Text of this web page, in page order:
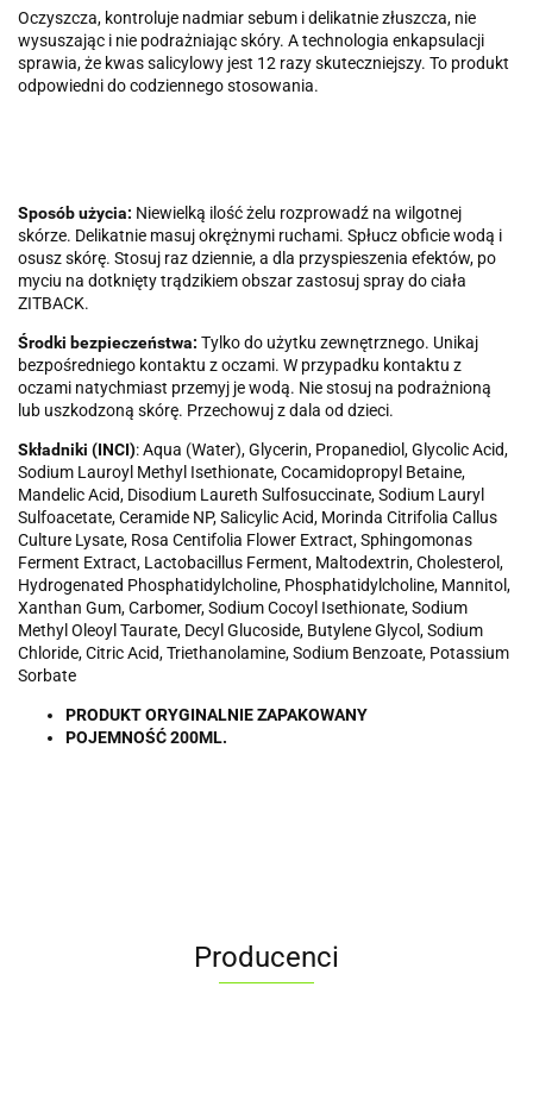
Oczyszcza, kontroluje nadmiar sebum i delikatnie złuszcza, nie
wysuszając i nie podrażniając skóry. A technologia enkapsulacji
sprawia, że kwas salicylowy jest 12 razy skuteczniejszy. To produkt
odpowiedni do codziennego stosowania.
Sposób użycia: Niewielką ilość żelu rozprowadź na wilgotnej
skórze. Delikatnie masuj okrężnymi ruchami. Spłucz obficie wodą i
osusz skórę. Stosuj raz dziennie, a dla przyspieszenia efektów, po
myciu na dotknięty trądzikiem obszar zastosuj spray do ciała
ZITBACK.
Środki bezpieczeństwa: Tylko do użytku zewnętrznego. Unikaj
bezpośredniego kontaktu z oczami. W przypadku kontaktu z
oczami natychmiast przemyj je wodą. Nie stosuj na podrażnioną
lub uszkodzoną skórę. Przechowuj z dala od dzieci.
Składniki (INCI): Aqua (Water), Glycerin, Propanediol, Glycolic Acid,
Sodium Lauroyl Methyl Isethionate, Cocamidopropyl Betaine,
Mandelic Acid, Disodium Laureth Sulfosuccinate, Sodium Lauryl
Sulfoacetate, Ceramide NP, Salicylic Acid, Morinda Citrifolia Callus
Culture Lysate, Rosa Centifolia Flower Extract, Sphingomonas
Ferment Extract, Lactobacillus Ferment, Maltodextrin, Cholesterol,
Hydrogenated Phosphatidylcholine, Phosphatidylcholine, Mannitol,
Xanthan Gum, Carbomer, Sodium Cocoyl Isethionate, Sodium
Methyl Oleoyl Taurate, Decyl Glucoside, Butylene Glycol, Sodium
Chloride, Citric Acid, Triethanolamine, Sodium Benzoate, Potassium
Sorbate
PRODUKT ORYGINALNIE ZAPAKOWANY
POJEMNOŚĆ 200ML.
Producenci